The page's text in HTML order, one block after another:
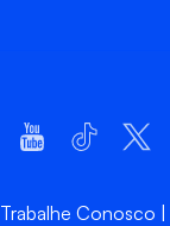
Trabalhe Conosco